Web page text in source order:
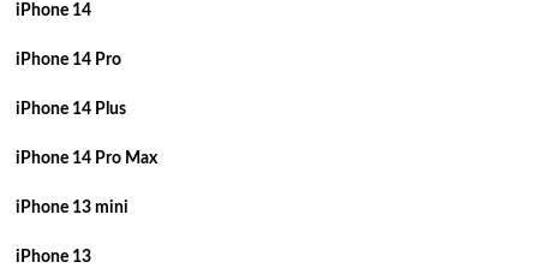
iPhone 14
iPhone 14 Pro
iPhone 14 Plus
iPhone 14 Pro Max
iPhone 13 mini
iPhone 13